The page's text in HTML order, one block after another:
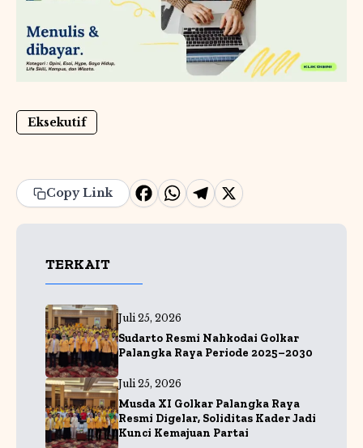
Eksekutif
Copy Link
F
a
o
o
k
W
h
p
p
T
e
r
a
X
TERKAIT
Juli 25, 2026
Sudarto Resmi Nahkodai Golkar
Palangka Raya Periode 2025–2030
Juli 25, 2026
Musda XI Golkar Palangka Raya
Resmi Digelar, Soliditas Kader Jadi
Kunci Kemajuan Partai